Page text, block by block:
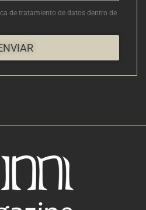
de tratamiento de datos dentro de